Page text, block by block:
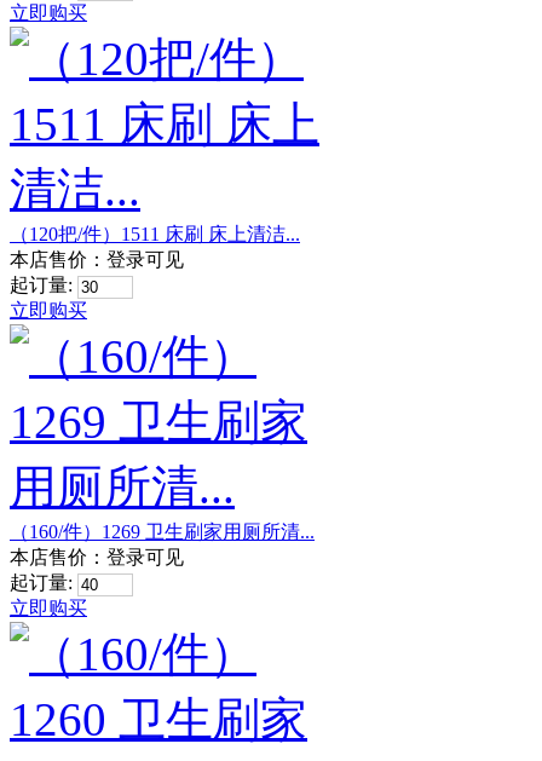
立即购买
（120把/件）1511 床刷 床上清洁...
本店售价： 登录可见
起订量:
立即购买
（160/件）1269 卫生刷家用厕所清...
本店售价： 登录可见
起订量:
立即购买